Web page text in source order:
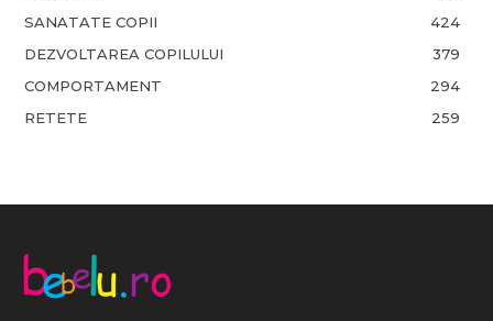
SANATATE COPII
424
DEZVOLTAREA COPILULUI
379
COMPORTAMENT
294
RETETE
259